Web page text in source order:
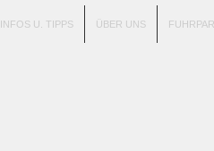
INFOS U. TIPPS ÜBER UNS